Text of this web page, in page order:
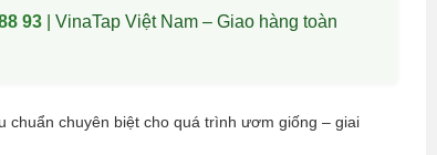
93 | VinaTap Việt Nam – Giao hàng toàn
chuẩn chuyên biệt cho quá trình ươm giống – giai